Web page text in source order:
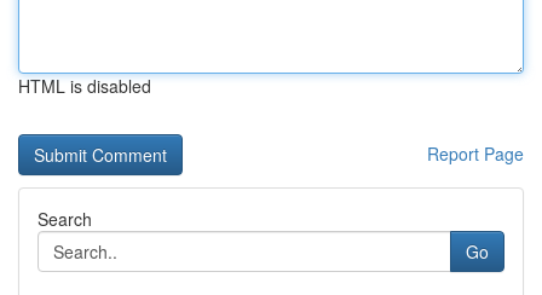
HTML is disabled
Report Page
Search
Go